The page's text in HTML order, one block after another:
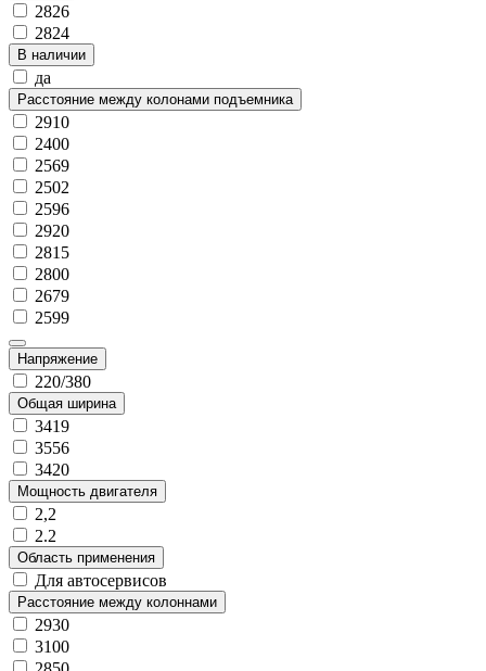
2826
2824
В наличии
да
Расстояние между колонами подъемника
2910
2400
2569
2502
2596
2920
2815
2800
2679
2599
Напряжение
220/380
Общая ширина
3419
3556
3420
Мощность двигателя
2,2
2.2
Область применения
Для автосервисов
Расстояние между колоннами
2930
3100